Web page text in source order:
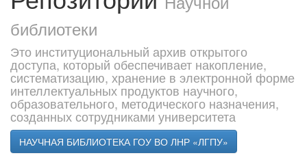
библиотеки
Это институциональный архив открытого
доступа, который обеспечивает накопление,
систематизацию, хранение в электронной форме
интеллектуальных продуктов научного,
образовательного, методического назначения,
созданных сотрудниками университета
НАУЧНАЯ БИБЛИОТЕКА ГОУ ВО ЛНР «ЛГПУ»